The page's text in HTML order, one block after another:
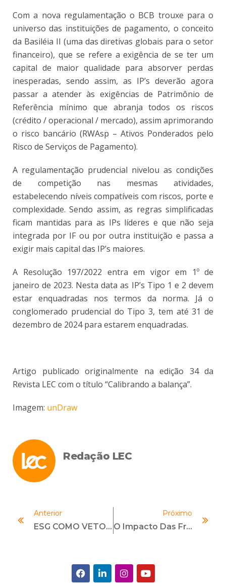
Com a nova regulamentação o BCB trouxe para o
universo das instituições de pagamento, o conceito
da Basiléia II (uma das diretivas globais para o setor
financeiro), que se refere a exigência de se ter um
capital de maior qualidade para absorver perdas
inesperadas, sendo assim, as IP’s deverão agora
passar a atender às exigências de Patrimônio de
Referência mínimo que abranja todos os riscos
(crédito / operacional / mercado), assim aprimorando
o risco bancário (RWAsp – Ativos Ponderados pelo
Risco de Serviços de Pagamento).
A regulamentação prudencial nivelou as condições
de competição nas mesmas atividades,
estabelecendo níveis compatíveis com riscos, porte e
complexidade. Sendo assim, as regras simplificadas
ficam mantidas para as IPs líderes e que não seja
integrada por IF ou por outra instituição e passa a
exigir mais capital das IP’s maiores.
A Resolução 197/2022 entra em vigor em 1º de
janeiro de 2023. Nesta data as IP’s Tipo 1 e 2 devem
estar enquadradas nos termos da norma. Já o
conglomerado prudencial do Tipo 3, tem até 31 de
dezembro de 2024 para estarem enquadradas.
Artigo publicado originalmente na edição 34 da
Revista LEC com o título “Calibrando a balança”.
Imagem: unDraw
Redação LEC
Anterior
ESG COMO VETOR DE MAIOR COMPETITIVIDADE NAS ORGANIZAÇÕES
Próximo
O Impacto Das Fraudes Nas Organizações Brasileiras